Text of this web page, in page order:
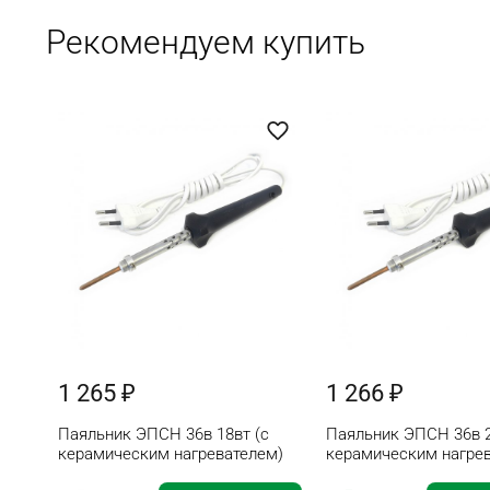
Рекомендуем купить
1 265 ₽
Паяльник ЭПСН 36в 18вт (с
керамическим нагревателем)
1 266 ₽
Паяльник ЭПСН 36в
керамическим